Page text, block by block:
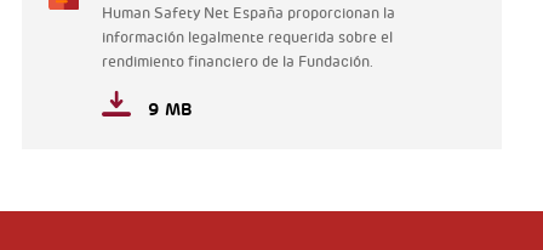
Human Safety Net España proporcionan la
información legalmente requerida sobre el
rendimiento financiero de la Fundación.
9 MB